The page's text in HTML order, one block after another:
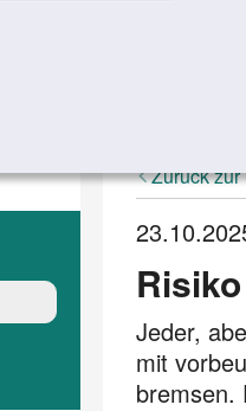
Zurück
Jeder,
mit
bremsen.